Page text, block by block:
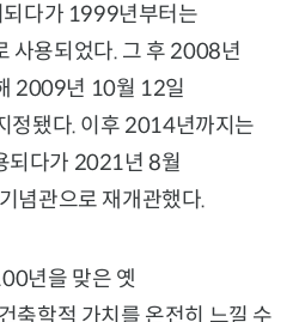
다가 1999년부터는
사용되었다. 그 후 2008년
2009년 10월 12일
정됐다. 이후 2014년까지는
되다가 2021년 8월
념관으로 재개관했다.
년을 맞은 옛
축학적 가치를 온전히 느낄 수